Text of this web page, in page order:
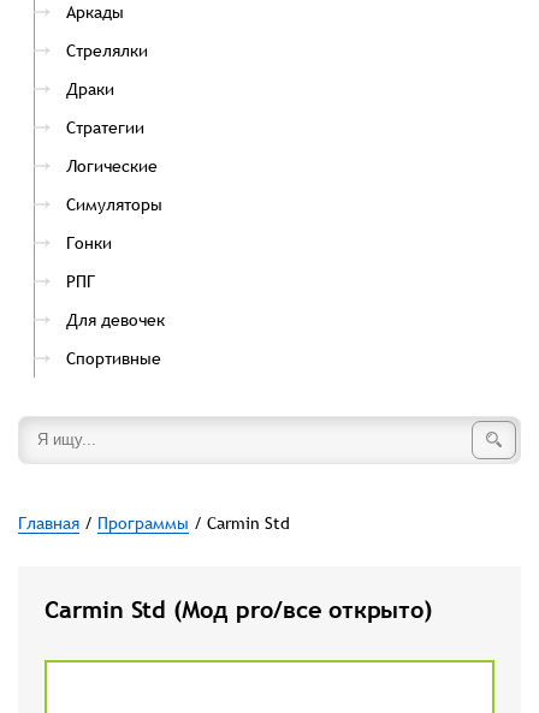
Аркады
Стрелялки
Драки
Стратегии
Логические
Симуляторы
Гонки
РПГ
Для девочек
Спортивные
Главная / Программы / Carmin Std
Carmin Std (Мод pro/все открыто)